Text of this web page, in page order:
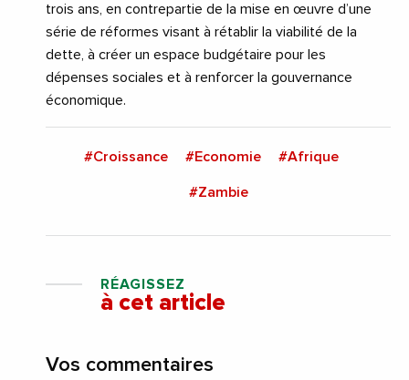
trois ans, en contrepartie de la mise en œuvre d’une
série de réformes visant à rétablir la viabilité de la
dette, à créer un espace budgétaire pour les
dépenses sociales et à renforcer la gouvernance
économique.
#Croissance #Economie #Afrique
#Zambie
RÉAGISSEZ
à cet article
Vos commentaires